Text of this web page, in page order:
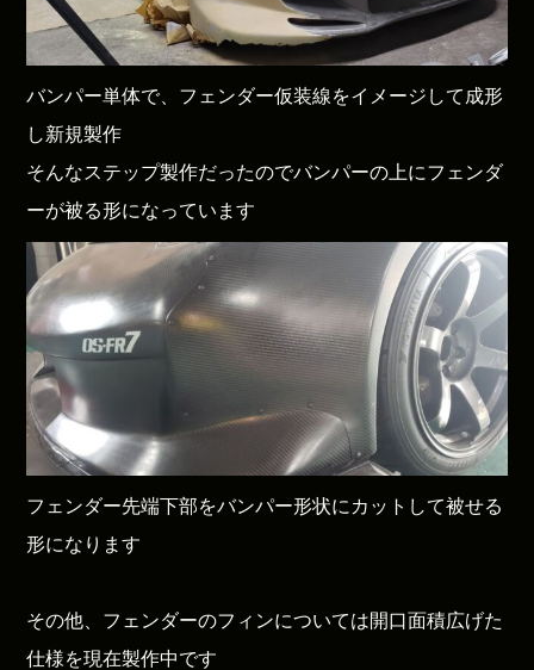
バンパー単体で、フェンダー仮装線をイメージして成形
し新規製作
そんなステップ製作だったのでバンパーの上にフェンダ
ーが被る形になっています
フェンダー先端下部をバンパー形状にカットして被せる
形になります
その他、フェンダーのフィンについては開口面積広げた
仕様を現在製作中です